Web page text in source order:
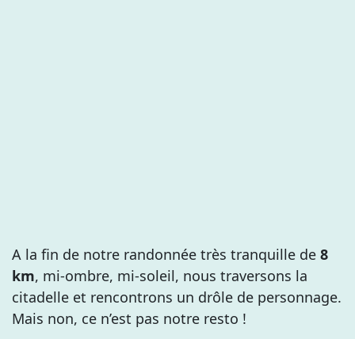
A la fin de notre randonnée très tranquille de 8
km, mi-ombre, mi-soleil, nous traversons la
citadelle et rencontrons un drôle de personnage.
Mais non, ce n’est pas notre resto !